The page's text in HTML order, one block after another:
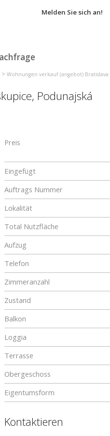
Melden Sie sich an!
> Wohnungen verkauf (angebot)
, Podunajská
Preis
Eingefügt
Auftrags Nummer
Lokalität
Total Nutzfläche
Aufzug
Telefon
Zimmeranzahl
Zustand
Balkon
Loggia
Terrasse
Obergeschoss
Eigentumsform
Kontaktieren